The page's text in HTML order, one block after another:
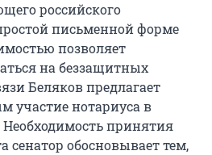
российского
письменной форме
позволяет
на беззащитных
Беляков предлагает
участие нотариуса в
принятия
сенатор обосновывает тем,